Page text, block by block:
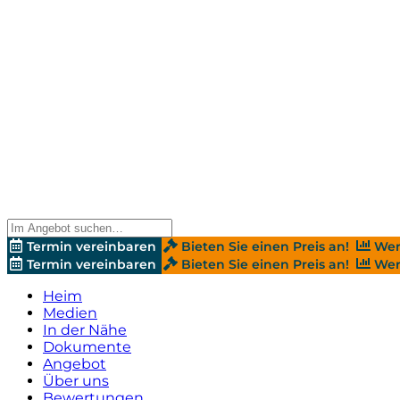
Termin vereinbaren Bieten Sie einen Preis an!
Termin vereinbaren
Bieten Sie einen Preis an!
Heim
Medien
In der Nähe
Dokumente
Angebot
Über uns